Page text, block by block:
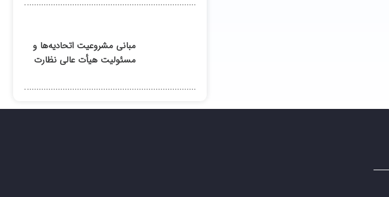
مبانی مشروعیت اتحادیه‌ها و
مسئولیت هیأت عالی نظارت